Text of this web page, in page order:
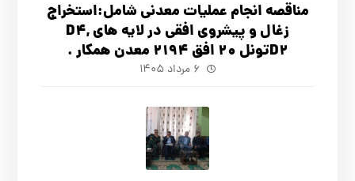
مناقصه انجام عملیات معدنی شامل:استخراج
زغال و پیشروی افقی در لایه های D4,
D2تونل 20 افق 2194 معدن همکار .
۶ مرداد ۱۴۰۵